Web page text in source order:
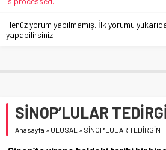
Henüz yorum yapılmamış. İlk yorumu
yapabilirsiniz.
SİNOP’LULAR
Anasayfa » ULUSAL » SİNOP’LULAR TEDİRGİN